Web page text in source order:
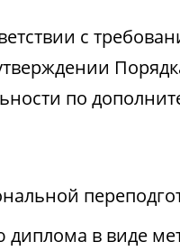
с
по
в виде